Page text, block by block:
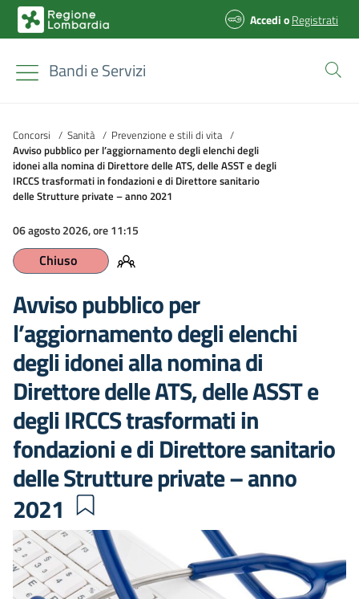
AccedioRegistrati
Bandi e Servizi
Concorsi / Sanità / Prevenzione e stili di vita /
Avviso pubblico per l’aggiornamento degli elenchi degli
idonei alla nomina di Direttore delle ATS, delle ASST e degli
IRCCS trasformati in fondazioni e di Direttore sanitario
delle Strutture private – anno 2021
06 agosto 2026, ore 11:15
Chiuso
Avviso pubblico per
l’aggiornamento degli elenchi
degli idonei alla nomina di
Direttore delle ATS, delle ASST e
degli IRCCS trasformati in
fondazioni e di Direttore sanitario
delle Strutture private – anno
2021